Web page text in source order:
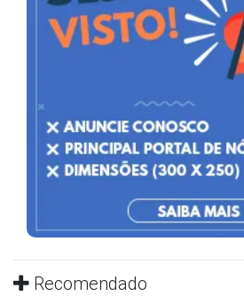
Recomendado